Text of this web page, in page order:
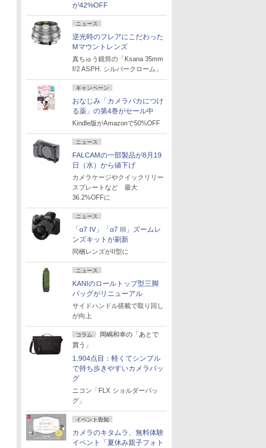
が42%OFF
ニュース
逆光時のフレアにこだわった
Mマウントレンズ
真ちゅう鏡筒の「Ksana 35mm
f/2 ASPH. シルバークローム」
キャンペーン
おなじみ「カメラバカにつけ
る薬」の第4巻がセール中
Kindle版がAmazonで50%OFF
ニュース
FALCAMの一部製品が8月19
日（水）から値下げ
カメラケージやクイックリリー
スプレートなど 最大
36.2%OFFに
ニュース
「α7 IV」「α7 III」ズームレ
ンズキットが刷新
同梱レンズがII型に
ニュース
KANIのロールトップ型三脚
バッグがリニューアル
サイドハンドル搭載で取り回し
が向上
コラム
岡嶋和幸の「あとで
買う」
1,904点目：軽くてシンプル
で持ち歩きやすいカメラバッ
グ
ニコン「FLX ショルダーバッ
グ」
イベント告知
カメラのキタムラ、無料体験
イベント「夏休み親子フォト